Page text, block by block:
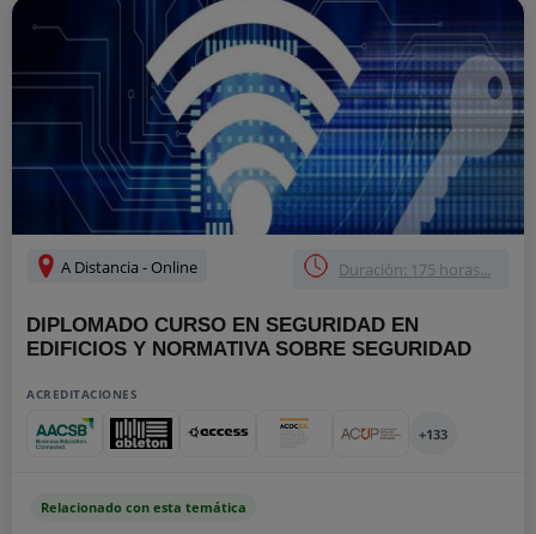
A Distancia - Online Duración: 175 horas...
DIPLOMADO CURSO EN SEGURIDAD EN
EDIFICIOS Y NORMATIVA SOBRE SEGURIDAD
ACREDITACIONES
+133
Relacionado con esta temática